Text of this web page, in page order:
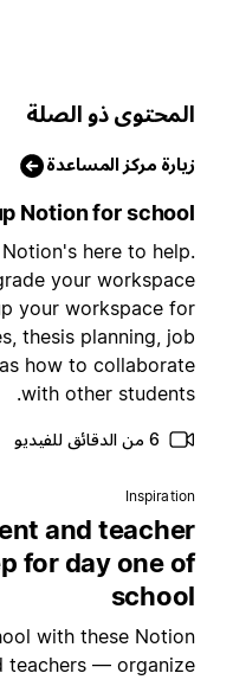
ذو الصلة
مركز المساعدة
up Notion for
Notion's here to
upgrade your
up your workspace
thesis planning,
as how to
with other
6 من الدقائق للفيديو
and
for day one
school with these
and teachers —